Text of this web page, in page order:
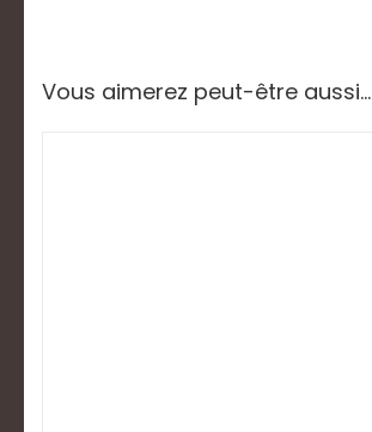
Du
Vous aimerez peut-être aussi…